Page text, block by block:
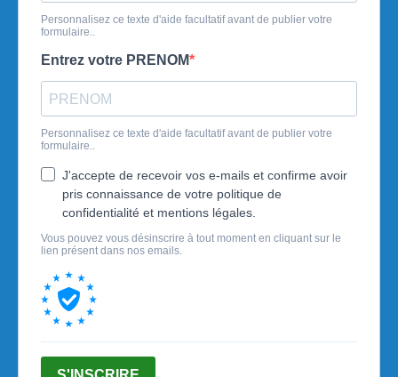
Personnalisez ce texte d'aide facultatif avant de publier votre
formulaire..
Entrez votre PRENOM
Personnalisez ce texte d'aide facultatif avant de publier votre
formulaire..
J'accepte de recevoir vos e-mails et confirme avoir
pris connaissance de votre politique de
confidentialité et mentions légales.
Vous pouvez vous désinscrire à tout moment en cliquant sur le
lien présent dans nos emails.